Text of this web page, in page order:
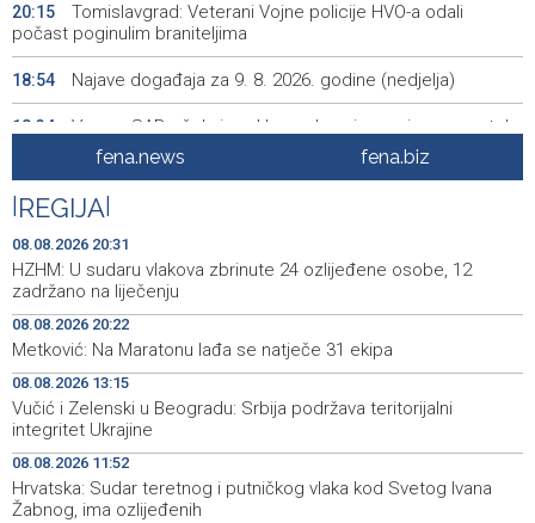
20:15
Tomislavgrad: Veterani Vojne policije HVO-a odali
počast poginulim braniteljima
18:54 Najave događaja za 9. 8. 2026. godine (nedjelja)
18:34
Vance: SAD očekuje od Irana da osigura siguran protok
nafte kroz Hormuški moreuz
18:21
Iranski šef sigurnosti: Hormuški moreuz će ostati
zatvoren dok SAD ne ispuni zahtjeve Teherana
18:09
Iran 'vrlo blizu' dogovora s Omanom o novoj Hormuškoj
brodskoj ruti
18:05
Koncertom Marije Šerifović večeras se zatvara
manifestacija 'Dani dijaspore Travnik 2026'
17:26
Kod mosta Brčko - Gunja pronađene kosti, vještaci
sudske medicine utvrđuju porijeklo
17:15
'Pekijada' u Varešu okupila 37 ekipa iz četiri države
regiona
fena.news fena.biz
REGIJA
08.08.2026 20:31
HZHM: U sudaru vlakova zbrinute 24 ozlijeđene osobe, 12
zadržano na liječenju
08.08.2026 20:22
Metković: Na Maratonu lađa se natječe 31 ekipa
08.08.2026 13:15
Vučić i Zelenski u Beogradu: Srbija podržava teritorijalni
integritet Ukrajine
08.08.2026 11:52
Hrvatska: Sudar teretnog i putničkog vlaka kod Svetog Ivana
Žabnog, ima ozlijeđenih